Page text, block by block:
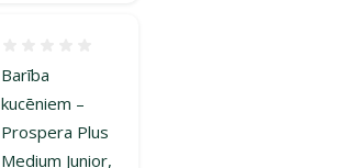
Barība
kucēniem –
Prospera Plus
Medium Junior,